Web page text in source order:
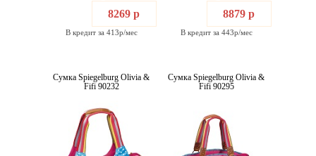
8269 р
В кредит за 413р/мес
8879 р
В кредит за 443р/мес
Сумка Spiegelburg Olivia &
Fifi 90232
Сумка Spiegelburg Olivia &
Fifi 90295